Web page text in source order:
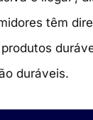
têm
duráveis.